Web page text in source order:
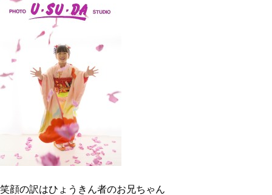
笑顔の訳はひょうきん者のお兄ちゃん